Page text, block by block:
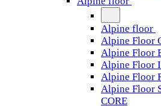
Alpine floor
Alpine Floor
Alpine Floor
Alpine Floor
Alpine Floor
Alpine Floor
CORE